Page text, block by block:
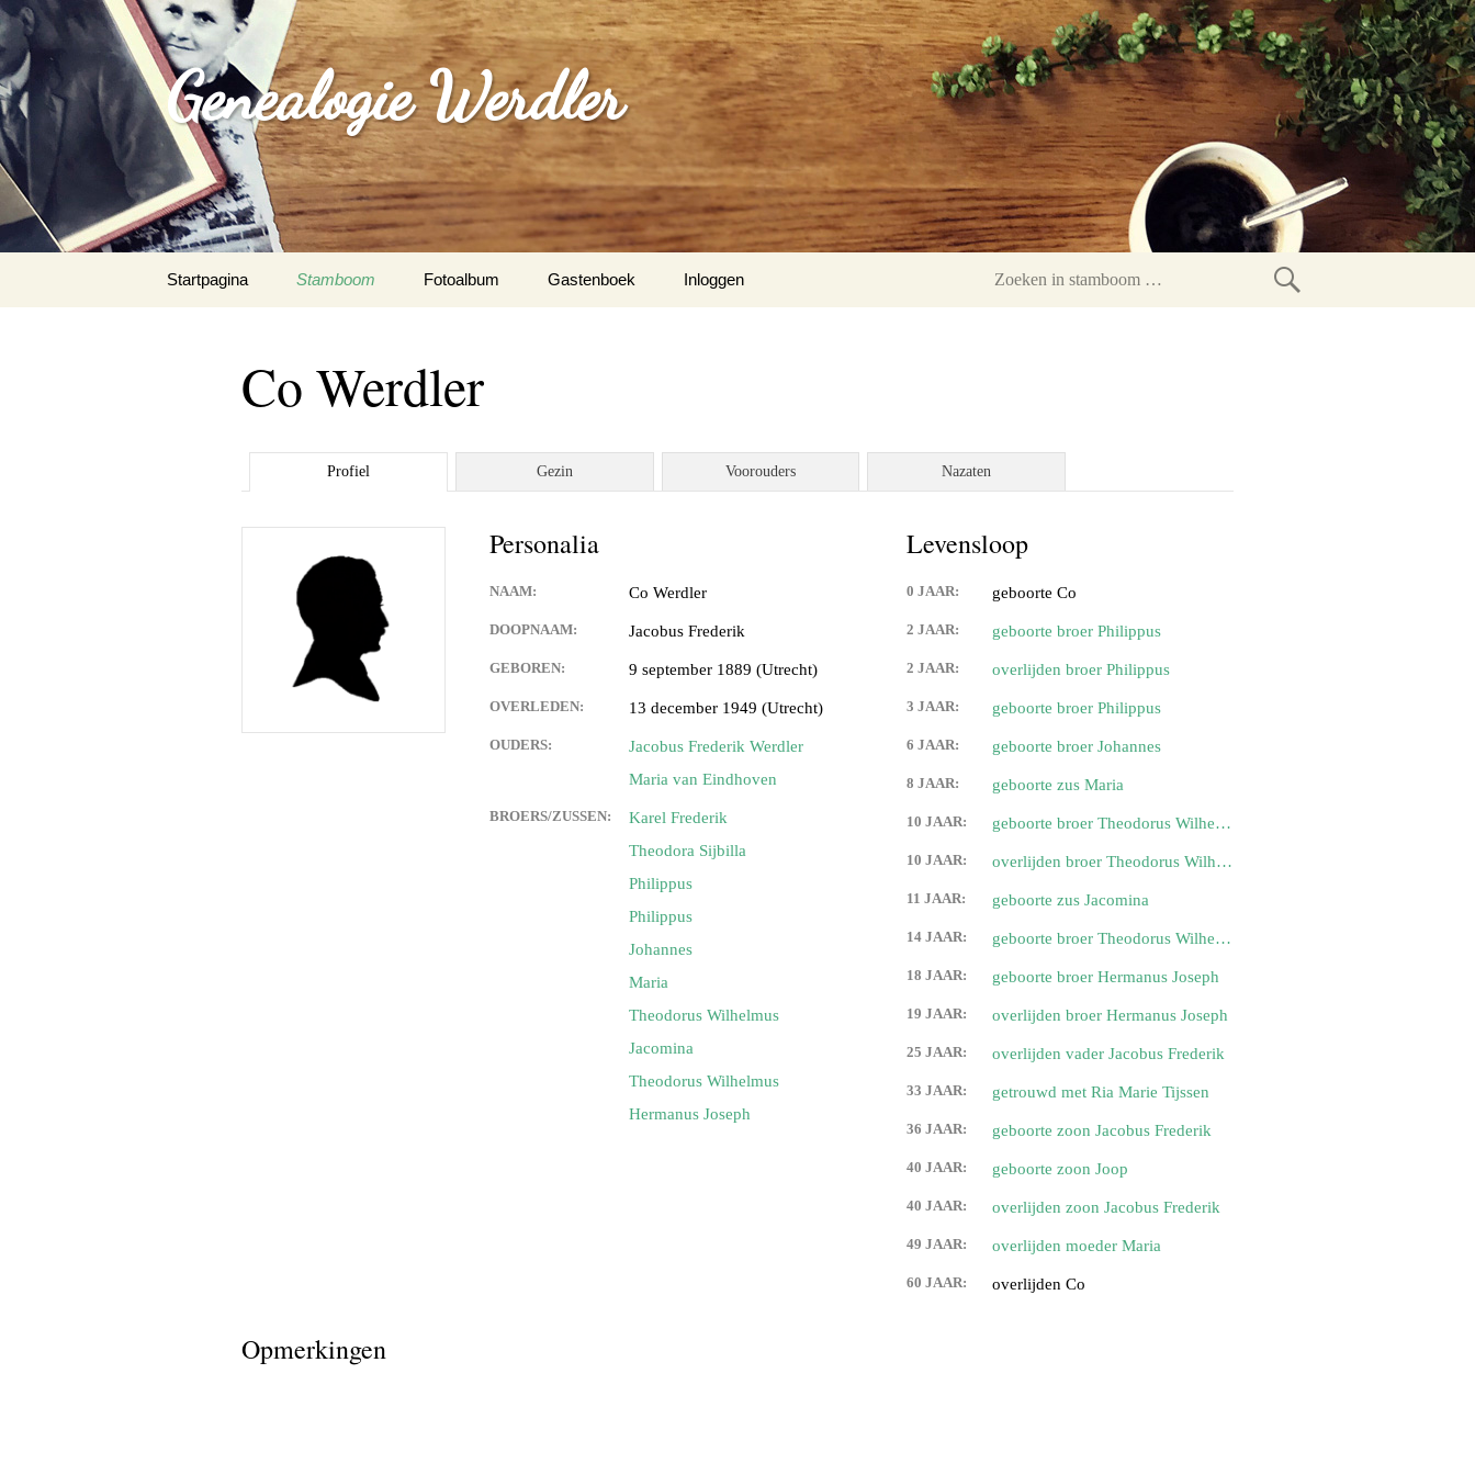
Genealogie Werdler
naar
Startpagina Stamboom Fotoalbum Gastenboek
Inloggen
Zoeken
Co Werdler
Profiel Gezin Voorouders Nazaten
Personalia
NAAM: Co Werdler
DOOPNAAM: Jacobus Frederik
GEBOREN: 9 september 1889 (Utrecht)
OVERLEDEN: 13 december 1949 (Utrecht)
OUDERS:
Jacobus Frederik Werdler
Maria van Eindhoven
BROERS/ZUSSEN:
Karel Frederik
Theodora Sijbilla
Philippus
Philippus
Johannes
Maria
Theodorus Wilhelmus
Jacomina
Theodorus Wilhelmus
Hermanus Joseph
Levensloop
0 JAAR: geboorte Co
2 JAAR: geboorte broer Philippus
2 JAAR: overlijden broer Philippus
3 JAAR: geboorte broer Philippus
6 JAAR: geboorte broer Johannes
8 JAAR: geboorte zus Maria
10 JAAR: geboorte broer Theodorus Wilhelmus
10 JAAR: overlijden broer Theodorus Wilhelmus
11 JAAR: geboorte zus Jacomina
14 JAAR: geboorte broer Theodorus Wilhelmus
18 JAAR: geboorte broer Hermanus Joseph
19 JAAR: overlijden broer Hermanus Joseph
25 JAAR: overlijden vader Jacobus Frederik
33 JAAR: getrouwd met Ria Marie Tijssen
36 JAAR: geboorte zoon Jacobus Frederik
40 JAAR: geboorte zoon Joop
40 JAAR: overlijden zoon Jacobus Frederik
49 JAAR: overlijden moeder Maria
60 JAAR: overlijden Co
Opmerkingen